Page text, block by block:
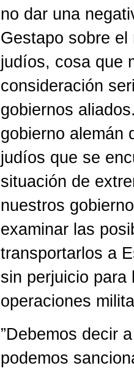
no dar una
Gestapo sobre
judíos, cosa que
consideración
gobiernos
gobierno alemán
judíos que se
situación de
nuestros
examinar las
transportarlos a
sin perjuicio para
operaciones
”Debemos decir
podemos